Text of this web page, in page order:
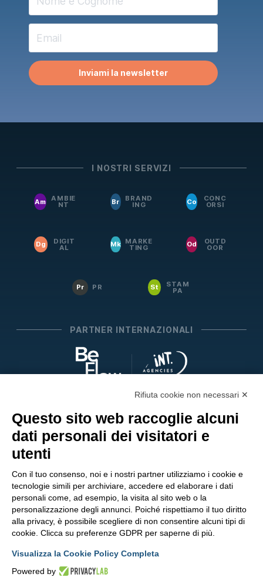
Inviami la newsletter
I NOSTRI SERVIZI
Am AMBIE
NT Br BRAND
ING Co CONC
ORSI
Dg DIGIT
AL Mk MARKE
TING Od OUTD
OOR
Pr PR St STAM
PA
PARTNER INTERNAZIONALI
SEGUICI SUI SOCIAL
Rifiuta cookie non necessari ✕
Questo sito web raccoglie alcuni
dati personali dei visitatori e
utenti
Con il tuo consenso, noi e i nostri partner utilizziamo i cookie e
tecnologie simili per archiviare, accedere ed elaborare i dati
personali come, ad esempio, la visita al sito web o la
personalizzazione degli annunci. Poiché rispettiamo il tuo diritto
alla privacy, è possibile scegliere di non consentire alcuni tipi di
cookie. Clicca su preferenze GDPR per saperne di più.
Visualizza la Cookie Policy Completa
Powered by